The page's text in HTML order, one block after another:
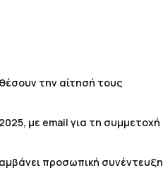
την αίτησή τους
με email για τη συμμετοχή
προσωπική συνέντευξη